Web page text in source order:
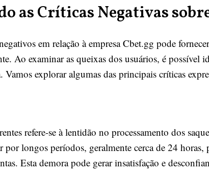
as Críticas Negativas
em relação à empresa Cbet.gg pode
Ao examinar as queixas dos usuários, é possível
Vamos explorar algumas das principais críticas
refere-se à lentidão no processamento dos
por longos períodos, geralmente cerca de 24
Esta demora pode gerar insatisfação e